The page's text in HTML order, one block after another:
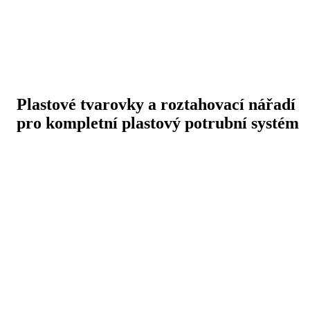
Plastové tvarovky a roztahovací nářadí
pro kompletní plastový potrubní systém